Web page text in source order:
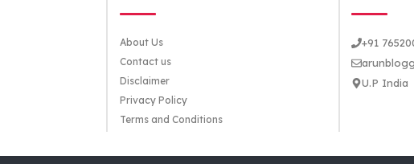
About Us
Contact us
Disclaimer
Privacy Policy
Terms and Conditions
+91
U.P India